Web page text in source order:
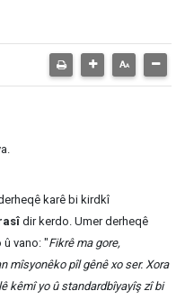
karê bi kirdkî
dir kerdo. Umer derheqê
vano: "Fikrê ma gore,
mîsyonêko pîl gênê xo ser. Xora
kêmî yo û standardbîyayîş zî bi